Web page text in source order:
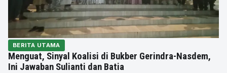
BERITA UTAMA
Menguat, Sinyal Koalisi di Bukber Gerindra-Nasdem,
Ini Jawaban Sulianti dan Batia